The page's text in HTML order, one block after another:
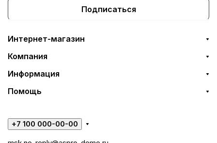
Подписаться
Интернет-магазин
Компания
Информация
Помощь
+7 100 000-00-00